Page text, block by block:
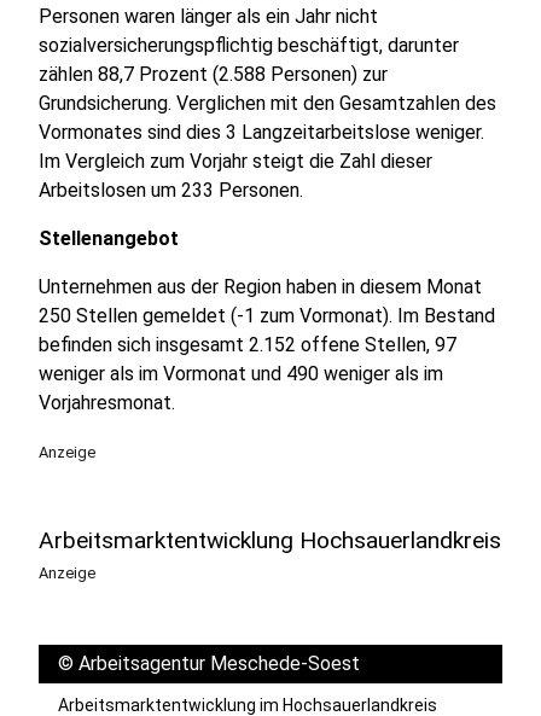
Personen waren länger als ein Jahr nicht
sozialversicherungspflichtig beschäftigt, darunter
zählen 88,7 Prozent (2.588 Personen) zur
Grundsicherung. Verglichen mit den Gesamtzahlen des
Vormonates sind dies 3 Langzeitarbeitslose weniger.
Im Vergleich zum Vorjahr steigt die Zahl dieser
Arbeitslosen um 233 Personen.
Stellenangebot
Unternehmen aus der Region haben in diesem Monat
250 Stellen gemeldet (-1 zum Vormonat). Im Bestand
befinden sich insgesamt 2.152 offene Stellen, 97
weniger als im Vormonat und 490 weniger als im
Vorjahresmonat.
Anzeige
Arbeitsmarktentwicklung Hochsauerlandkreis
Anzeige
© Arbeitsagentur Meschede-Soest
Arbeitsmarktentwicklung im Hochsauerlandkreis